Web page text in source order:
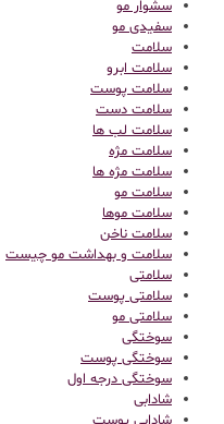
سشوار مو
سفیدی مو
سلامت
سلامت ابرو
سلامت پوست
سلامت دست
سلامت لب ها
سلامت مژه
سلامت مژه ها
سلامت مو
سلامت موها
سلامت ناخن
سلامت و بهداشت مو چیست
سلامتی
سلامتی پوست
سلامتی مو
سوختگی
سوختگی پوست
سوختگی درجه اول
شادابی